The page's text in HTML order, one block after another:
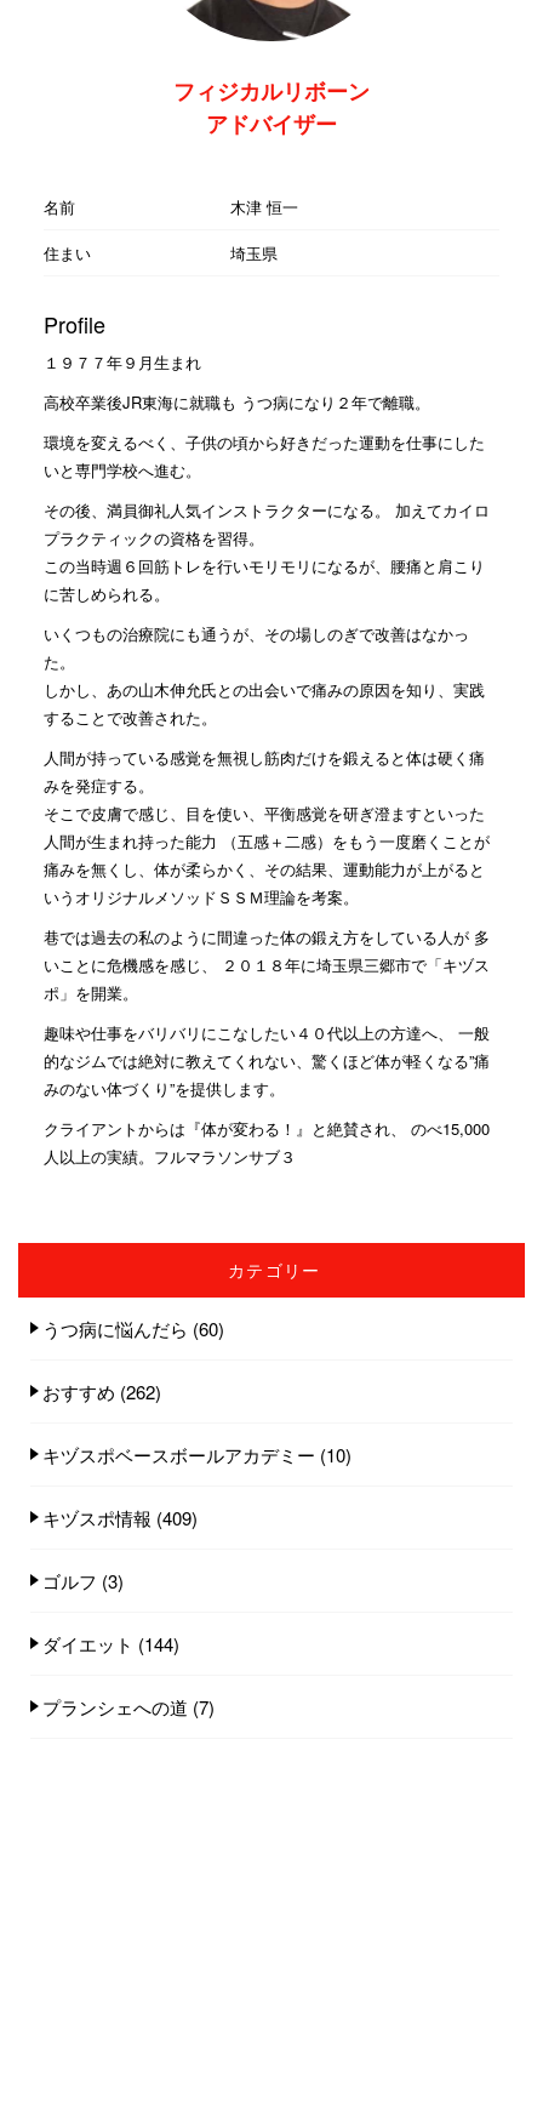
フィジカルリボーン
アドバイザー
名前
木津 恒一
住まい
埼玉県
Profile
１９７７年９月生まれ
高校卒業後JR東海に就職も うつ病になり２年で離職。
環境を変えるべく、子供の頃から好きだった運動を仕事にした
いと専門学校へ進む。
その後、満員御礼人気インストラクターになる。 加えてカイロ
プラクティックの資格を習得。
この当時週６回筋トレを行いモリモリになるが、腰痛と肩こり
に苦しめられる。
いくつもの治療院にも通うが、その場しのぎで改善はなかっ
た。
しかし、あの山木伸允氏との出会いで痛みの原因を知り、実践
することで改善された。
人間が持っている感覚を無視し筋肉だけを鍛えると体は硬く痛
みを発症する。
そこで皮膚で感じ、目を使い、平衡感覚を研ぎ澄ますといった
人間が生まれ持った能力 （五感＋二感）をもう一度磨くことが
痛みを無くし、体が柔らかく、その結果、運動能力が上がると
いうオリジナルメソッドＳＳＭ理論を考案。
巷では過去の私のように間違った体の鍛え方をしている人が 多
いことに危機感を感じ、 ２０１８年に埼玉県三郷市で「キヅス
ポ」を開業。
趣味や仕事をバリバリにこなしたい４０代以上の方達へ、 一般
的なジムでは絶対に教えてくれない、驚くほど体が軽くなる”痛
みのない体づくり”を提供します。
クライアントからは『体が変わる！』と絶賛され、 のべ15,000
人以上の実績。フルマラソンサブ３
カテゴリー
うつ病に悩んだら (60)
おすすめ (262)
キヅスポベースボールアカデミー (10)
キヅスポ情報 (409)
ゴルフ (3)
ダイエット (144)
プランシェへの道 (7)